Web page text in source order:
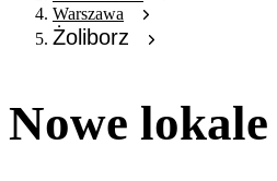
Warszawa
Żoliborz
Nowe